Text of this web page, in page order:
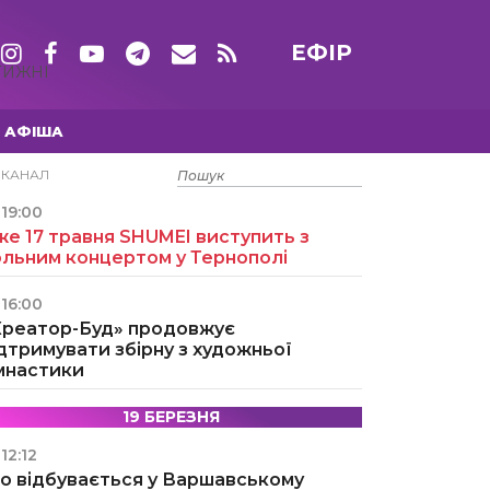
ЕФІР
АФІША
15 ТРАВНЯ
19:00
17 травня SHUMEI виступить з
концертом у Тернополі
16:00
Буд» продовжує
збірну з художньої
19 БЕРЕЗНЯ
12:12
відбувається у Варшавському